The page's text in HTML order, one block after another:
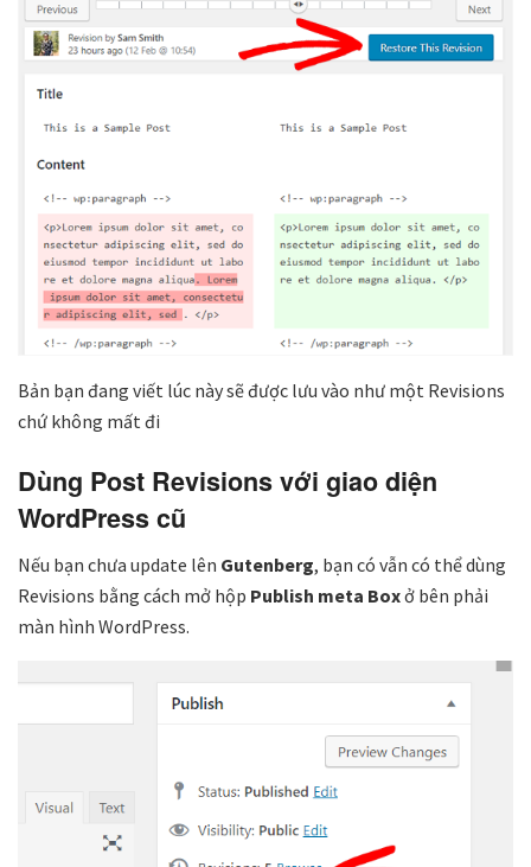
Bản bạn đang viết lúc này sẽ được lưu vào như một Revisions
chứ không mất đi
Dùng Post Revisions với giao diện
WordPress cũ
Nếu bạn chưa update lên Gutenberg, bạn có vẫn có thể dùng
Revisions bằng cách mở hộp Publish meta Boxở bên phải
màn hình WordPress.